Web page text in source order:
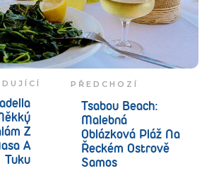
PŘEDCHOZÍ
Tsabou Beach:
Malebná
Oblázková Pláž Na
Řeckém Ostrově
Samos
Z
A
Tuku